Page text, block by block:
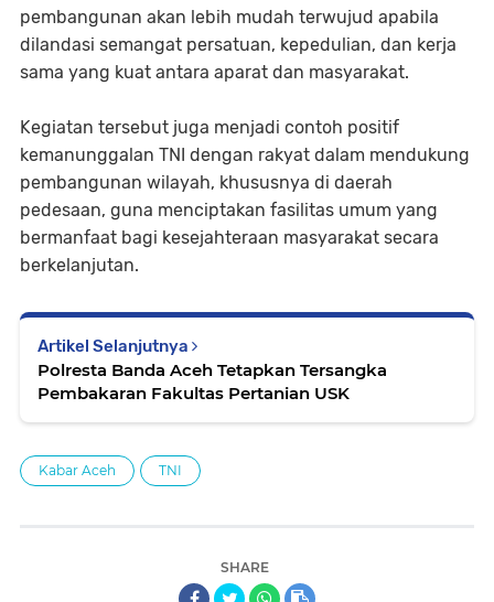
pembangunan akan lebih mudah terwujud apabila
dilandasi semangat persatuan, kepedulian, dan kerja
sama yang kuat antara aparat dan masyarakat.
Kegiatan tersebut juga menjadi contoh positif
kemanunggalan TNI dengan rakyat dalam mendukung
pembangunan wilayah, khususnya di daerah
pedesaan, guna menciptakan fasilitas umum yang
bermanfaat bagi kesejahteraan masyarakat secara
berkelanjutan.
Artikel Selanjutnya
Polresta Banda Aceh Tetapkan Tersangka
Pembakaran Fakultas Pertanian USK
Kabar Aceh TNI
SHARE